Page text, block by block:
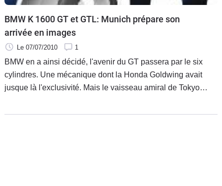
BMW K 1600 GT et GTL: Munich prépare son
arrivée en images
Le 07/07/2010 1
BMW en a ainsi décidé, l'avenir du GT passera par le six
cylindres. Une mécanique dont la Honda Goldwing avait
jusque là l'exclusivité. Mais le vaisseau amiral de Tokyo
la future K que les Munichois s'apprêtent à lancer dans le